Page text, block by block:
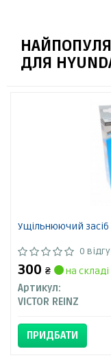
ДЛЯ
Ущільнюючий засіб
0
300 ₴
на складі
Артикул:
VICTOR REINZ
ПРИДБАТИ